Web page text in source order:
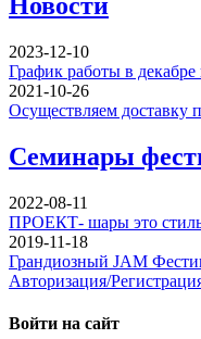
2023-12-10
График работы в декабре
2021-10-26
Осуществляем доставку
Семинары
2022-08-11
ПРОЕКТ- шары это
2019-11-18
Грандиозный JAM
Авторизация/
Войти на сайт